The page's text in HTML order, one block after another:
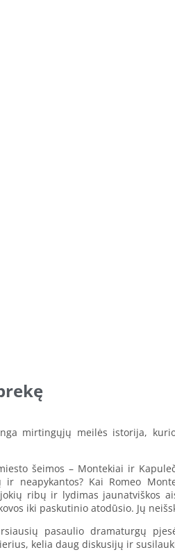
mirtingųjų meilės istorija,
šeimos – Montekiai ir
neapykantos? Kai Romeo
ribų ir lydimas jaunatviškos
iki paskutinio atodūsio. Jų
pasaulio dramaturgų
kelia daug diskusijų ir